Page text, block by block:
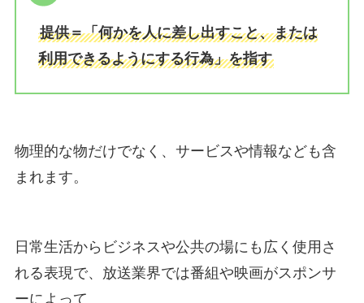
提供＝「何かを人に差し出すこと、または
利用できるようにする行為」を指す
物理的な物だけでなく、サービスや情報なども含
まれます。
日常生活からビジネスや公共の場にも広く使用さ
れる表現で、放送業界では番組や映画がスポンサ
ーによって